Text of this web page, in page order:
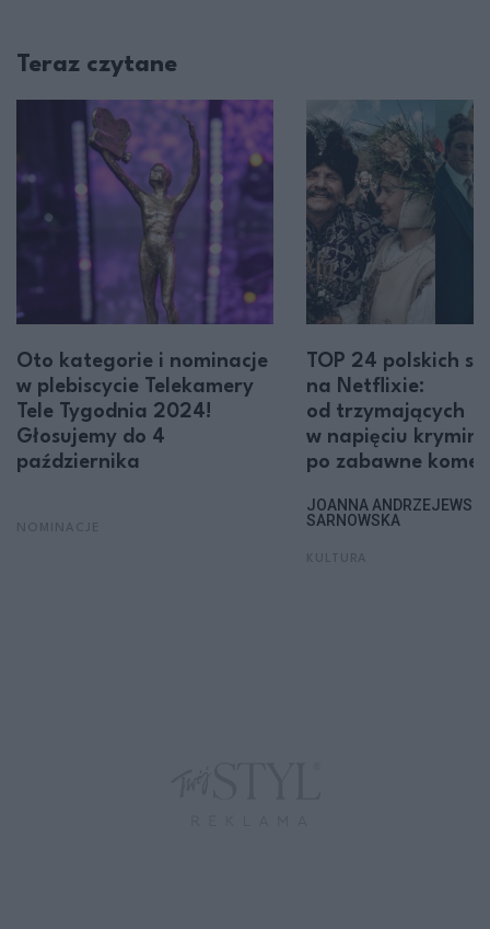
Teraz czytane
Oto kategorie i nominacje
w plebiscycie Telekamery
Tele Tygodnia 2024!
Głosujemy do 4
października
TOP 24 polskich
na Netflixie:
od trzymających
w napięciu
po zabawne
JOANNA
SARNOWSKA